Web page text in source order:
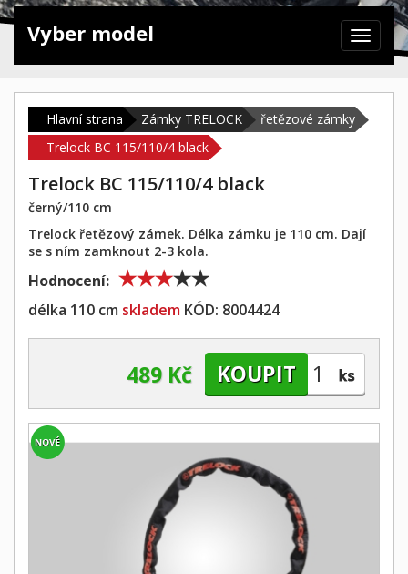
Zabrazit
navigaci
Vyber model
Hlavní strana Zámky TRELOCK
řetězové zámky
Trelock BC 115/110/4 black
Trelock BC 115/110/4 black
černý/110 cm
Trelock řetězový zámek. Délka zámku je 110 cm. Dají
se s ním zamknout 2-3 kola.
Hodnocení:
délka 110 cm skladem KÓD: 8004424
489 Kč